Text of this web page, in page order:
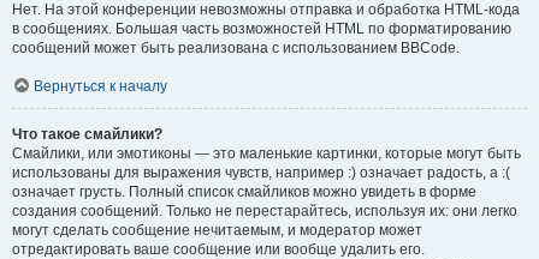
Нет. На этой конференции невозможны отправка и обработка HTML-кода
в сообщениях. Большая часть возможностей HTML по форматированию
сообщений может быть реализована с использованием BBCode.
Вернуться к началу
Что такое смайлики?
Смайлики, или эмотиконы — это маленькие картинки, которые могут быть
использованы для выражения чувств, например :) означает радость, а :(
означает грусть. Полный список смайликов можно увидеть в форме
создания сообщений. Только не перестарайтесь, используя их: они легко
могут сделать сообщение нечитаемым, и модератор может
отредактировать ваше сообщение или вообще удалить его.